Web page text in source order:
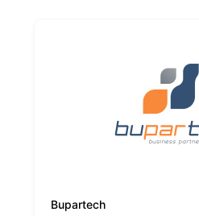
Bupartech